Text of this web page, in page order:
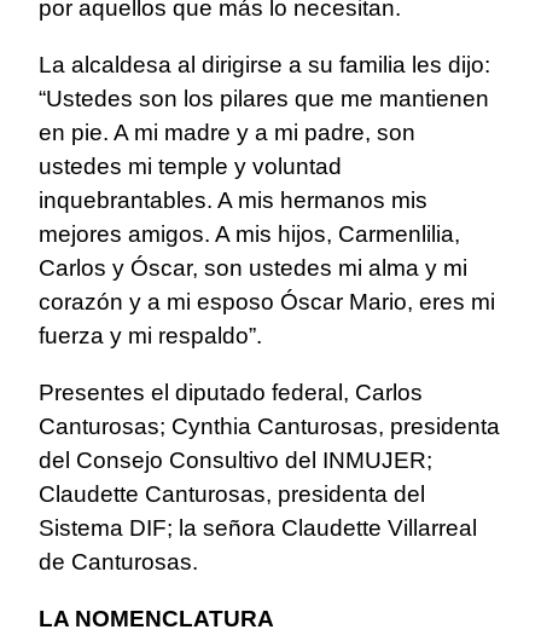
por aquellos que más lo necesitan.
La alcaldesa al dirigirse a su familia les dijo:
“Ustedes son los pilares que me mantienen
en pie. A mi madre y a mi padre, son
ustedes mi temple y voluntad
inquebrantables. A mis hermanos mis
mejores amigos. A mis hijos, Carmenlilia,
Carlos y Óscar, son ustedes mi alma y mi
corazón y a mi esposo Óscar Mario, eres mi
fuerza y mi respaldo”.
Presentes el diputado federal, Carlos
Canturosas; Cynthia Canturosas, presidenta
del Consejo Consultivo del INMUJER;
Claudette Canturosas, presidenta del
Sistema DIF; la señora Claudette Villarreal
de Canturosas.
LA NOMENCLATURA